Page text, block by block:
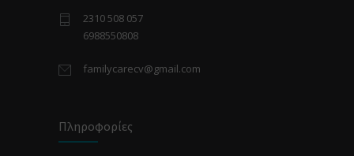
2310 508 057
6988550808
familycarecv@gmail.com
Πληροφορίες